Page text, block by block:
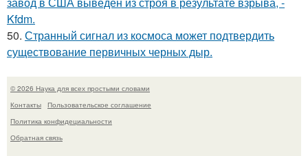
Kfdm.
50. Странный сигнал из космоса может подтвердить
существование первичных черных дыр.
© 2026 Наука для всех простыми словами
Контакты
Пользовательское соглашение
Политика конфидециальности
Обратная связь